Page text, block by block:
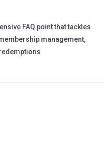
FAQ point that tackles
management,